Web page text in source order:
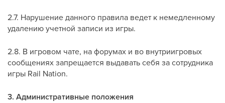
2.7. Нарушение данного правила ведет к немедленному
удалению учетной записи из игры.
2.8. В игровом чате, на форумах и во внутриигровых
сообщениях запрещается выдавать себя за сотрудника
игры Rail Nation.
3. Административные положения